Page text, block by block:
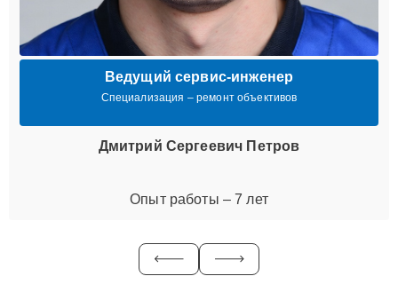
Ведущий сервис-инженер
Специализация – ремонт объективов
Дмитрий Сергеевич Петров
Опыт работы – 7 лет